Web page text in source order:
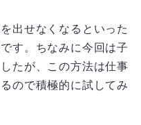
出せなくなるといった
す。ちなみに今回は子
たが、この方法は仕事
ので積極的に試してみ